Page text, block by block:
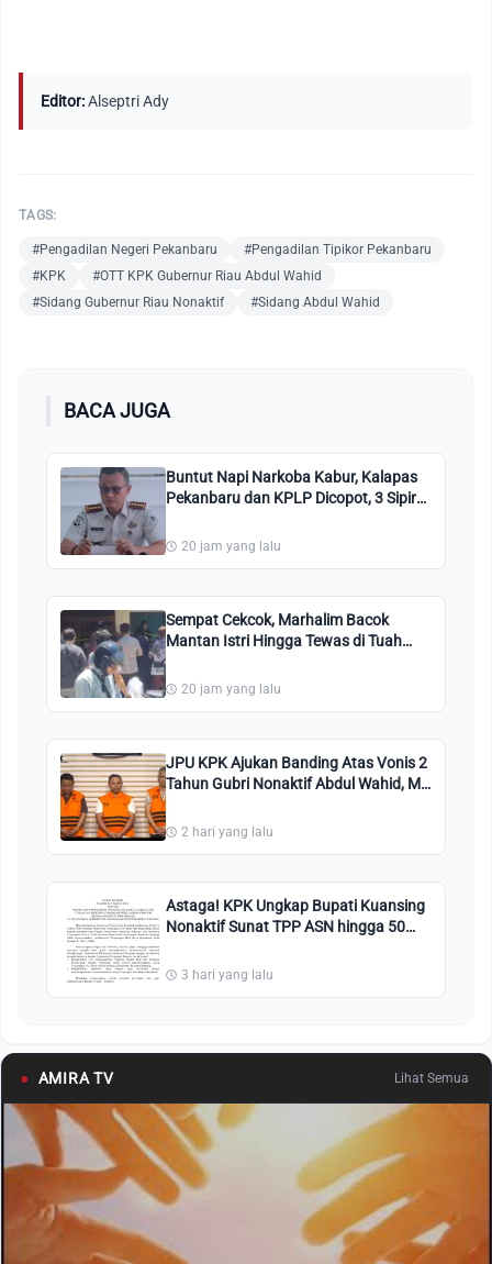
Editor:Alseptri Ady
TAGS:
#Pengadilan Negeri Pekanbaru
#Pengadilan Tipikor Pekanbaru
#KPK
#OTT KPK Gubernur Riau Abdul Wahid
#Sidang Gubernur Riau Nonaktif
#Sidang Abdul Wahid
BACA JUGA
Buntut Napi Narkoba Kabur, Kalapas
Pekanbaru dan KPLP Dicopot, 3 Sipir
20 jam yang lalu
Sempat Cekcok, Marhalim Bacok
Mantan Istri Hingga Tewas di Tuah
20 jam yang lalu
JPU KPK Ajukan Banding Atas Vonis 2
Tahun Gubri Nonaktif Abdul Wahid, M
2 hari yang lalu
Astaga! KPK Ungkap Bupati Kuansing
Nonaktif Sunat TPP ASN hingga 50
3 hari yang lalu
● AMIRA TV Lihat Semua